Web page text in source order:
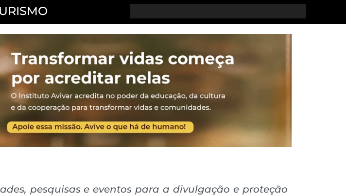
pesquisas e eventos para a divulgação e proteção